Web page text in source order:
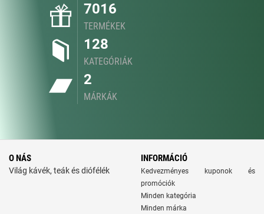
7016
TERMÉKEK
128
KATEGÓRIÁK
2
MÁRKÁK
O NÁS
Világ kávék, teák és diófélék
INFORMÁCIÓ
Kedvezményes kuponok és
promóciók
Minden kategória
Minden márka